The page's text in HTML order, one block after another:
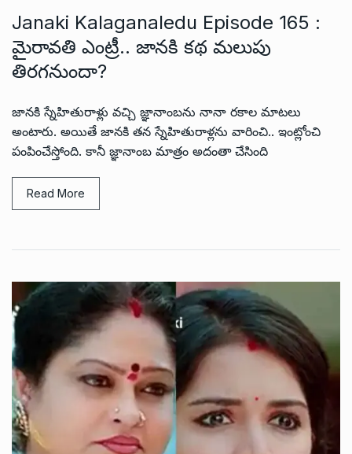
Janaki Kalaganaledu Episode 165 :
మైరావతి ఎంట్రీ.. జానకి కథ మలుపు
తిరగనుందా?
జానకి స్నేహితురాళ్లు వచ్చి జ్ఞానాంబను నానా రకాల మాటలు
అంటారు. అయితే జానకి తన స్నేహితురాళ్లను వారించి.. ఇంట్లోంచి
పంపించేస్తోంది. కానీ జ్ఞానాంబ మాత్రం అదంతా చేసింది
Read More